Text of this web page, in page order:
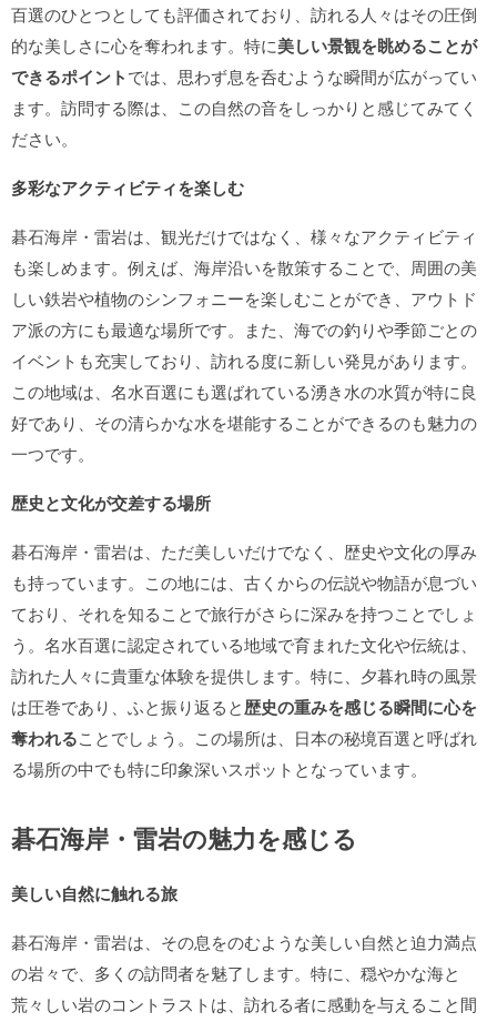
百選のひとつとしても評価されており、訪れる人々はその圧倒
的な美しさに心を奪われます。特に美しい景観を眺めることが
できるポイントでは、思わず息を呑むような瞬間が広がってい
ます。訪問する際は、この自然の音をしっかりと感じてみてく
ださい。
多彩なアクティビティを楽しむ
碁石海岸・雷岩は、観光だけではなく、様々なアクティビティ
も楽しめます。例えば、海岸沿いを散策することで、周囲の美
しい鉄岩や植物のシンフォニーを楽しむことができ、アウトド
ア派の方にも最適な場所です。また、海での釣りや季節ごとの
イベントも充実しており、訪れる度に新しい発見があります。
この地域は、名水百選にも選ばれている湧き水の水質が特に良
好であり、その清らかな水を堪能することができるのも魅力の
一つです。
歴史と文化が交差する場所
碁石海岸・雷岩は、ただ美しいだけでなく、歴史や文化の厚み
も持っています。この地には、古くからの伝説や物語が息づい
ており、それを知ることで旅行がさらに深みを持つことでしょ
う。名水百選に認定されている地域で育まれた文化や伝統は、
訪れた人々に貴重な体験を提供します。特に、夕暮れ時の風景
は圧巻であり、ふと振り返ると歴史の重みを感じる瞬間に心を
奪われることでしょう。この場所は、日本の秘境百選と呼ばれ
る場所の中でも特に印象深いスポットとなっています。
碁石海岸・雷岩の魅力を感じる
美しい自然に触れる旅
碁石海岸・雷岩は、その息をのむような美しい自然と迫力満点
の岩々で、多くの訪問者を魅了します。特に、穏やかな海と
荒々しい岩のコントラストは、訪れる者に感動を与えること間